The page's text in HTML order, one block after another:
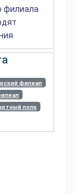
филиала
филиал
полк